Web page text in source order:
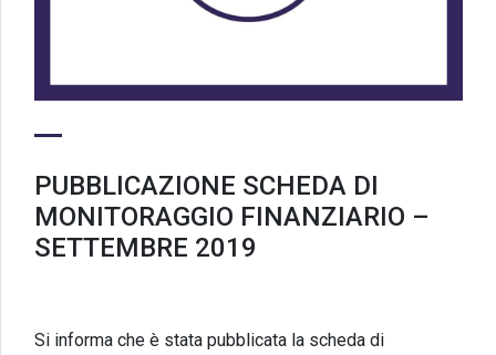
PUBBLICAZIONE SCHEDA DI
MONITORAGGIO FINANZIARIO –
SETTEMBRE 2019
Si informa che è stata pubblicata la scheda di